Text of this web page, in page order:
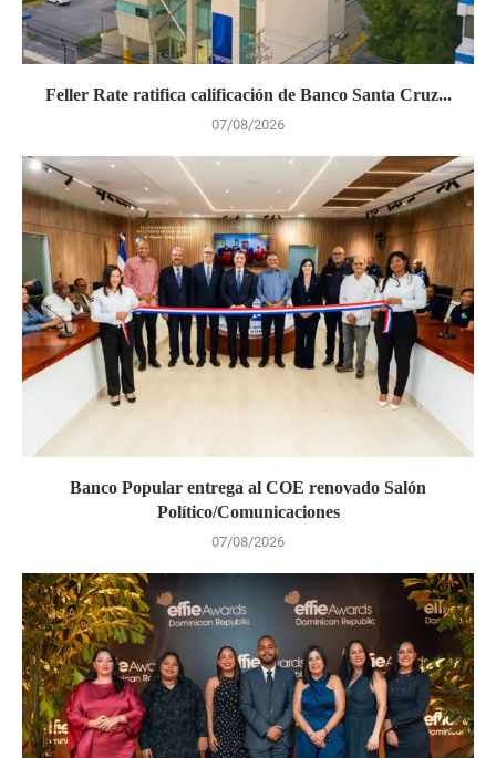
Feller Rate ratifica calificación de Banco Santa Cruz...
07/08/2026
Banco Popular entrega al COE renovado Salón
Político/Comunicaciones
07/08/2026